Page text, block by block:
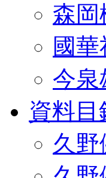
森岡
國
今泉
資料目
久野